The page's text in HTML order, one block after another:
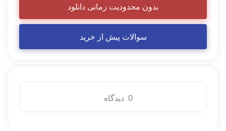
بود. است.
بدون محدودیت زمانی دانلود
سوالات پیش از خرید
0 دیدگاه